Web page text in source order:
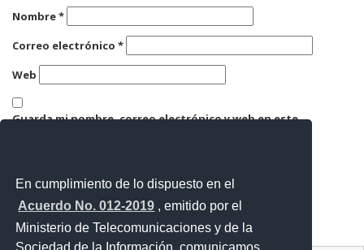
En cumplimiento de lo dispuesto en el
Acuerdo No. 012-2019 , emitido por el
Ministerio de Telecomunicaciones y de la
Sociedad de la Información, comunicamos
Nombre*
Correo electrónico *
Web
Guarda mi nombre, correo electrónico y web en este